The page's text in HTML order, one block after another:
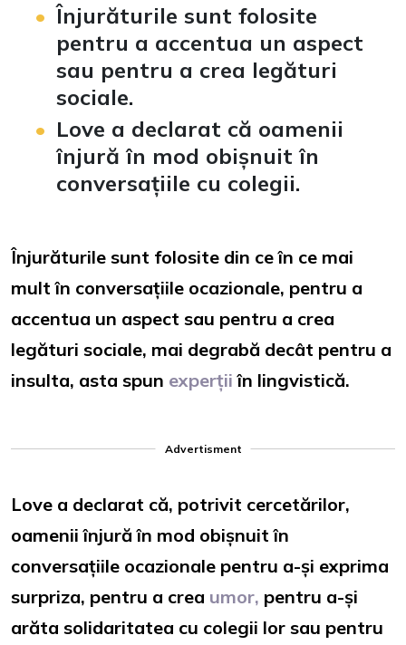
Înjurăturile sunt folosite
pentru a accentua un aspect
sau pentru a crea legături
sociale.
Love a declarat că oamenii
înjură în mod obișnuit în
conversațiile cu colegii.
Înjurăturile sunt folosite din ce în ce mai
mult în conversațiile ocazionale, pentru a
accentua un aspect sau pentru a crea
legături sociale, mai degrabă decât pentru a
insulta, asta spun experții în lingvistică.
Advertisment
Love a declarat că, potrivit cercetărilor,
oamenii înjură în mod obișnuit în
conversațiile ocazionale pentru a-și exprima
surpriza, pentru a crea umor, pentru a-și
arăta solidaritatea cu colegii lor sau pentru